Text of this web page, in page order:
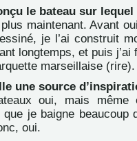
le bateau sur
plus maintenant. Avant
je l’ai construit
longtemps, et puis
marseillaise (rire).
une source
oui, mais même
je baigne beaucoup
oui.